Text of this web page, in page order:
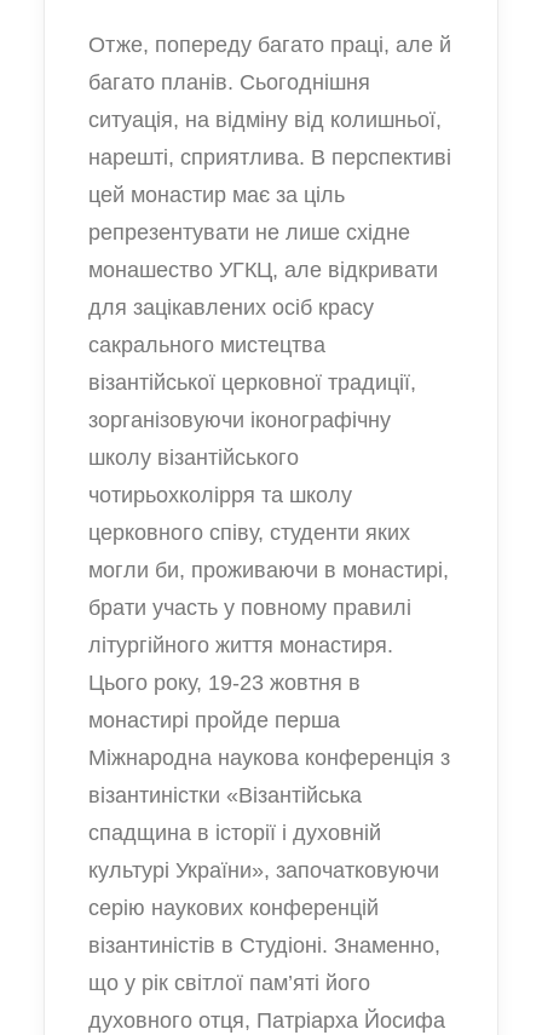
Отже, попереду багато праці, але й
багато планів. Сьогоднішня
ситуація, на відміну від колишньої,
нарешті, сприятлива. В перспективі
цей монастир має за ціль
репрезентувати не лише східне
монашество УГКЦ, але відкривати
для зацікавлених осіб красу
сакрального мистецтва
візантійської церковної традиції,
зорганізовуючи іконографічну
школу візантійського
чотирьохколірря та школу
церковного співу, студенти яких
могли би, проживаючи в монастирі,
брати участь у повному правилі
літургійного життя монастиря.
Цього року, 19-23 жовтня в
монастирі пройде перша
Міжнародна наукова конференція з
візантиністки «Візантійська
спадщина в історії і духовній
культурі України», започатковуючи
серію наукових конференцій
візантиністів в Студіоні. Знаменно,
що у рік світлої пам’яті його
духовного отця, Патріарха Йосифа